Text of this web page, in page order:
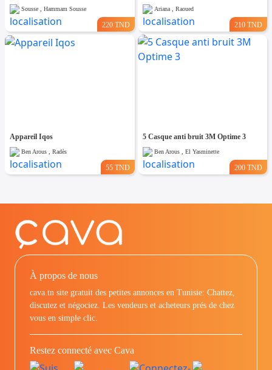
Sousse , Hammam Sousse
220 TND
Ariana , Raoued
210 TND
Appareil Iqos
Ben Arous , Radès
55 TND
5 Casque anti bruit 3M Optime 3
Ben Arous , El Yasminette
200 TND
À propos de nous
cava.tn site gratuit des petites annonces en Tunisie: Chattez,
discutez et négociez. Les vendeurs et acheteurs prés de chez
vous en simple clic.
Restez connecté avec Cava